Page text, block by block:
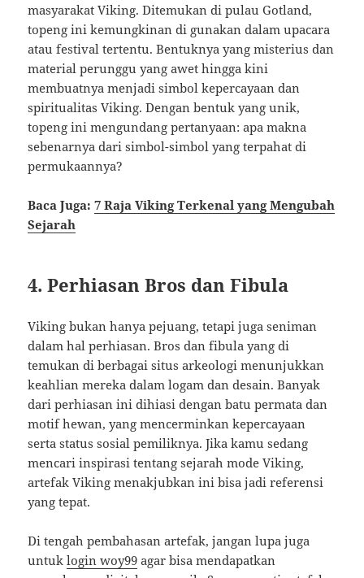
masyarakat Viking. Ditemukan di pulau Gotland,
topeng ini kemungkinan di gunakan dalam upacara
atau festival tertentu. Bentuknya yang misterius dan
material perunggu yang awet hingga kini
membuatnya menjadi simbol kepercayaan dan
spiritualitas Viking. Dengan bentuk yang unik,
topeng ini mengundang pertanyaan: apa makna
sebenarnya dari simbol-simbol yang terpahat di
permukaannya?
Baca Juga:7 Raja Viking Terkenal yang Mengubah
Sejarah
4. Perhiasan Bros dan Fibula
Viking bukan hanya pejuang, tetapi juga seniman
dalam hal perhiasan. Bros dan fibula yang di
temukan di berbagai situs arkeologi menunjukkan
keahlian mereka dalam logam dan desain. Banyak
dari perhiasan ini dihiasi dengan batu permata dan
motif hewan, yang mencerminkan kepercayaan
serta status sosial pemiliknya. Jika kamu sedang
mencari inspirasi tentang sejarah mode Viking,
artefak Viking menakjubkan ini bisa jadi referensi
yang tepat.
Di tengah pembahasan artefak, jangan lupa juga
untuklogin woy99 agar bisa mendapatkan